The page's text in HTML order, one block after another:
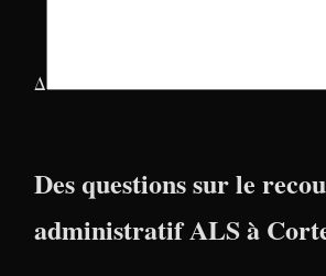
Δ
Des questions sur le
administratif ALS à